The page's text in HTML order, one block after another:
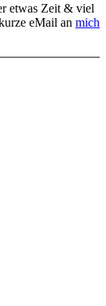
etwas Zeit & viel
eMail an mich